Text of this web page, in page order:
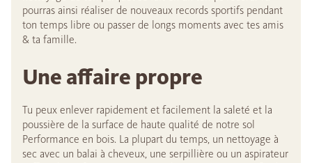
pourras ainsi réaliser de nouveaux records sportifs pendant
ton temps libre ou passer de longs moments avec tes amis
& ta famille.
Une affaire propre
Tu peux enlever rapidement et facilement la saleté et la
poussière de la surface de haute qualité de notre sol
Performance en bois. La plupart du temps, un nettoyage à
sec avec un balai à cheveux, une serpillière ou un aspirateur